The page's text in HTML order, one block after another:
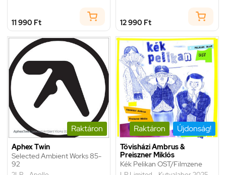
11 990 Ft 12 990 Ft
Raktáron
Aphex Twin
Selected Ambient Works 85-
92
Raktáron Újdonság!
Tövisházi Ambrus &
Preiszner Miklós
Kék Pelikan OST/Filmzene